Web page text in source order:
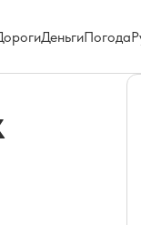
ДеньгиПогода